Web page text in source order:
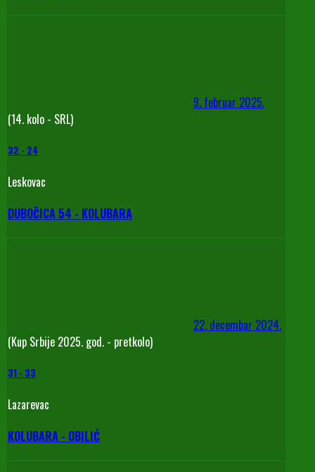
9. februar 2025.
(14. kolo - SRL)
32 - 24
Leskovac
DUBOČICA 54 - KOLUBARA
22. decembar 2024.
(Kup Srbije 2025. god. - pretkolo)
31 - 33
Lazarevac
KOLUBARA - OBILIĆ